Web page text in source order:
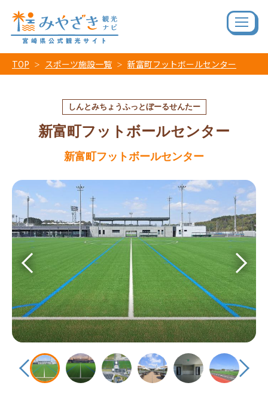
TOP スポーツ施設一覧 新富町フットボールセンター
しんとみちょうふっとぼーるせんたー
新富町フットボールセンター
新富町フットボールセンター